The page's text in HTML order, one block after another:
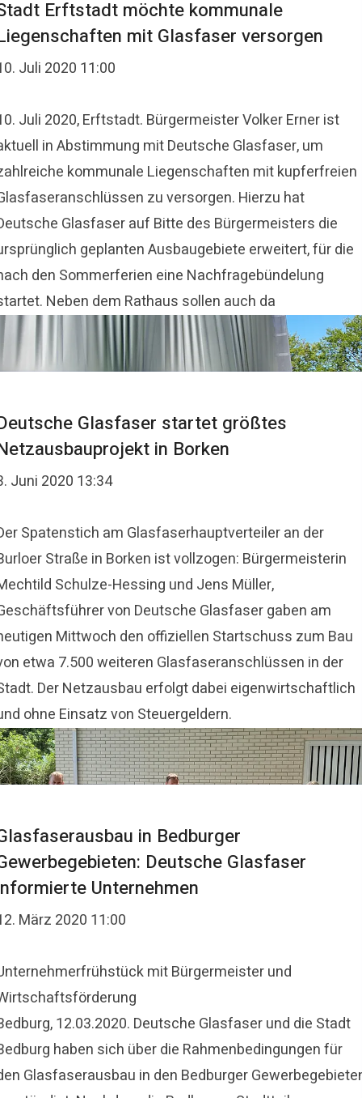
Erftstadt möchte kommunale
mit Glasfaser versorgen
Juli 2020 11:00
Juli 2020, Erftstadt. Bürgermeister Volker Erner ist
in Abstimmung mit Deutsche Glasfaser, um
kommunale Liegenschaften mit kupferfreien
zu versorgen. Hierzu hat
Glasfaser auf Bitte des Bürgermeisters die
geplanten Ausbaugebiete erweitert, für die
den Sommerferien eine Nachfragebündelung
Neben dem Rathaus sollen auch da
Glasfaser startet größtes
in Borken
Juni 2020 13:34
Spatenstich am Glasfaserhauptverteiler an der
Straße in Borken ist vollzogen: Bürgermeisterin
Schulze-Hessing und Jens Müller,
von Deutsche Glasfaser gaben am
Mittwoch den offiziellen Startschuss zum Bau
etwa 7.500 weiteren Glasfaseranschlüssen in der
Der Netzausbau erfolgt dabei eigenwirtschaftlich
ohne Einsatz von Steuergeldern.
in Bedburger
Deutsche Glasfaser
Unternehmen
März 2020 11:00
mit Bürgermeister und
12.03.2020. Deutsche Glasfaser und die Stadt
haben sich über die Rahmenbedingungen für
Glasfaserausbau in den Bedburger